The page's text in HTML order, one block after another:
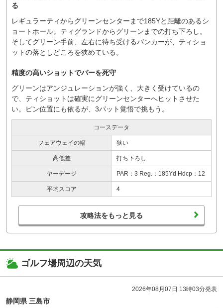
る
レギュラーティからグリーンセンターまで185Yと距離のあるシ
ョートホール。ティグランドからグリーンまでの打ち下ろし。
そしてグリーン手前、左右に待ち受けるバンカーが、ティショ
ットの落としどころを狭めている。
精度の高いショットでパーを死守
グリーンはアンジュレーションが強く、大きく受けているの
で、ティショットは確実にグリーンセンターへヒットさせた
い。ピン位置にも依るが、3パット覚悟で挑もう。
コースデータ
フェアウェイの幅 狭い
高低差 打ち下ろし
ヤーデージ PAR：3 Reg.：185Yd Hdcp：12
平均スコア 4
攻略法をもっと見る
ゴルフ場周辺の天気
2026年08月07日 13時03分発表
静岡県 三島市